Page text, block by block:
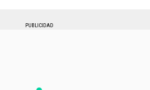
PUBLICIDAD